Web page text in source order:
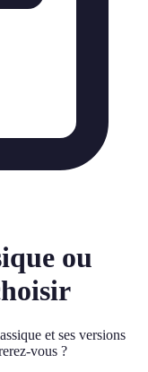
ou
et ses versions
vous ?